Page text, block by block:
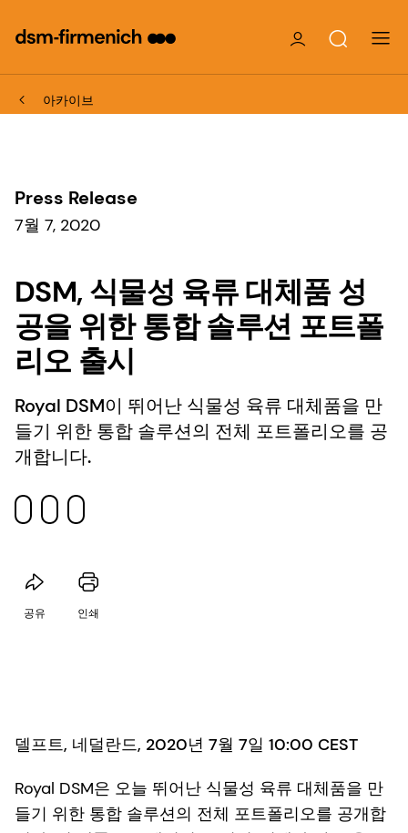
아카이브
Press Release
7월 7, 2020
DSM, 식물성 육류 대체품 성
공을 위한 통합 솔루션 포트폴
리오 출시
Royal DSM이 뛰어난 식물성 육류 대체품을 만
들기 위한 통합 솔루션의 전체 포트폴리오를 공
개합니다.
공유 인쇄
델프트, 네덜란드, 2020년 7월 7일 10:00 CEST
Royal DSM은 오늘 뛰어난 식물성 육류 대체품을 만
들기 위한 통합 솔루션의 전체 포트폴리오를 공개합